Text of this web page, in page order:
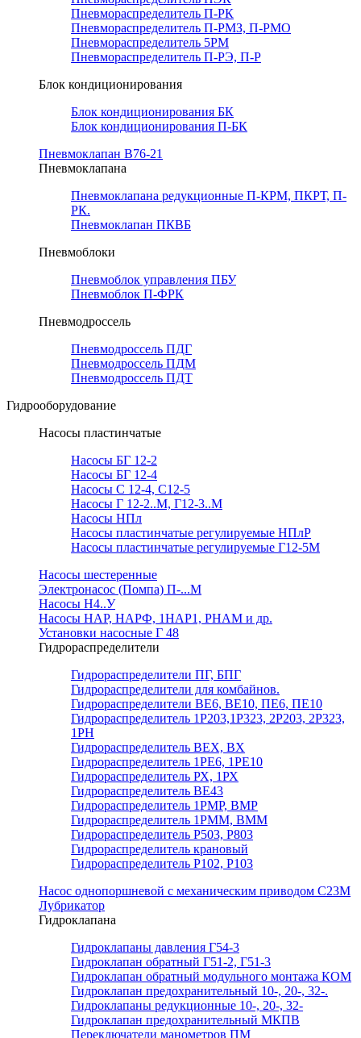
Пневмораспределитель П-РК
Пневмораспределитель П-РМЗ, П-РМО
Пневмораспределитель 5РМ
Пневмораспределитель П-РЭ, П-Р
Блок кондиционирования
Блок кондиционирования БК
Блок кондиционирования П-БК
Пневмоклапан В76-21
Пневмоклапана
Пневмоклапана редукционные П-КРМ, ПКРТ, П-
РК.
Пневмоклапан ПКВБ
Пневмоблоки
Пневмоблок управления ПБУ
Пневмоблок П-ФРК
Пневмодроссель
Пневмодроссель ПДГ
Пневмодроссель ПДМ
Пневмодроссель ПДТ
Гидрооборудование
Насосы пластинчатые
Насосы БГ 12-2
Насосы БГ 12-4
Насосы С 12-4, С12-5
Насосы Г 12-2..М, Г12-3..М
Насосы НПл
Насосы пластинчатые регулируемые НПлР
Насосы пластинчатые регулируемые Г12-5М
Насосы шестеренные
Электронасос (Помпа) П-...М
Насосы Н4..У
Насосы НАР, НАРФ, 1НАР1, РНАМ и др.
Установки насосные Г 48
Гидрораспределители
Гидрораспределители ПГ, БПГ
Гидрораспределители для комбайнов.
Гидрораспределители ВЕ6, ВЕ10, ПЕ6, ПЕ10
Гидрораспределитель 1Р203,1Р323, 2Р203, 2Р323,
1РН
Гидрораспределитель ВЕХ, ВХ
Гидрораспределитель 1РЕ6, 1РЕ10
Гидрораспределитель РХ, 1РХ
Гидрораспределитель ВЕ43
Гидрораспределитель 1РМР, ВМР
Гидрораспределитель 1РММ, ВММ
Гидрораспределитель Р503, Р803
Гидрораспределитель крановый
Гидрораспределитель Р102, Р103
Насос однопоршневой с механическим приводом С23М
Лубрикатор
Гидроклапана
Гидроклапаны давления Г54-3
Гидроклапан обратный Г51-2, Г51-3
Гидроклапан обратный модульного монтажа КОМ
Гидроклапан предохранительный 10-, 20-, 32-.
Гидроклапаны редукционные 10-, 20-, 32-
Гидроклапан предохранительный МКПВ
Переключатели манометров ПМ